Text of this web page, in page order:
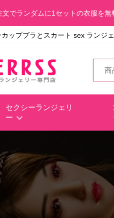
でランダムに1セットの衣服を無
ップブラとスカート sex ランジ
セクシーランジェリ
ー